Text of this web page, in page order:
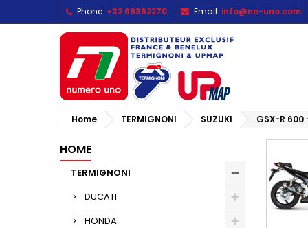
Phone: +32 69362270 Email: info@no-uno.com
Home TERMIGNONI SUZUKI GSX-R
HOME
TERMIGNONI
DUCATI
HONDA